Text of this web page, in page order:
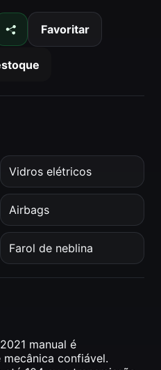
Compartilhar no WhatsApp
Favoritar
Vidros elétricos
Airbags
Farol de neblina
manual é
confiável.